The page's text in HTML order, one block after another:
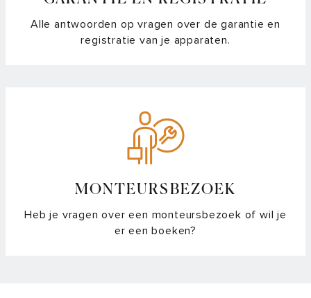
Alle antwoorden op vragen over de garantie en
registratie van je apparaten.
MONTEURSBEZOEK
Heb je vragen over een monteursbezoek of wil je
er een boeken?